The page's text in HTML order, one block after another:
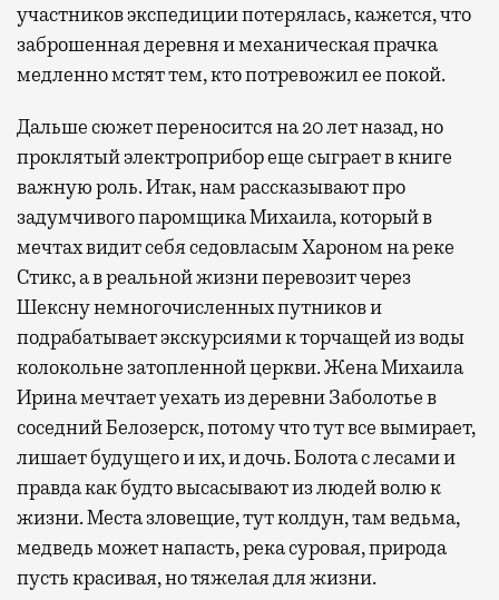
участников экспедиции потерялась, кажется, что
заброшенная деревня и механическая прачка
медленно мстят тем, кто потревожил ее покой.
Дальше сюжет переносится на 20 лет назад, но
проклятый электроприбор еще сыграет в книге
важную роль. Итак, нам рассказывают про
задумчивого паромщика Михаила, который в
мечтах видит себя седовласым Хароном на реке
Стикс, а в реальной жизни перевозит через
Шексну немногочисленных путников и
подрабатывает экскурсиями к торчащей из воды
колокольне затопленной церкви. Жена Михаила
Ирина мечтает уехать из деревни Заболотье в
соседний Белозерск, потому что тут все вымирает,
лишает будущего и их, и дочь. Болота с лесами и
правда как будто высасывают из людей волю к
жизни. Места зловещие, тут колдун, там ведьма,
медведь может напасть, река суровая, природа
пусть красивая, но тяжелая для жизни.